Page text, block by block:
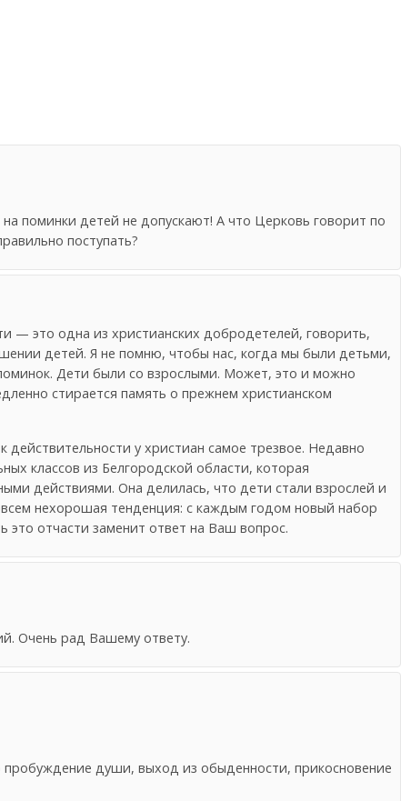
поминки детей не допускают! А что Церковь говорит по
поступать?
— это одна из христианских добродетелей, говорить,
детей. Я не помню, чтобы нас, когда мы были детьми,
Дети были со взрослыми. Может, это и можно
стирается память о прежнем христианском
действительности у христиан самое трезвое. Недавно
классов из Белгородской области, которая
действиями. Она делилась, что дети стали взрослей и
нехорошая тенденция: с каждым годом новый набор
это отчасти заменит ответ на Ваш вопрос.
Очень рад Вашему ответу.
пробуждение души, выход из обыденности, прикосновение